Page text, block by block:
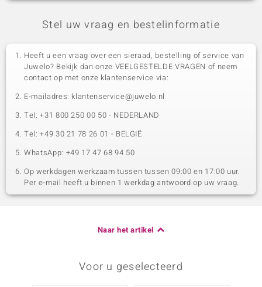
Stel uw vraag en bestelinformatie
Heeft u een vraag over een sieraad, bestelling of service van
Juwelo? Bekijk dan onze VEELGESTELDE VRAGEN of neem
contact op met onze klantenservice via:
E-mailadres: klantenservice@juwelo.nl
Tel: +31 800 250 00 50 - NEDERLAND
Tel: +49 30 21 78 26 01 - BELGIË
WhatsApp: +49 17 47 68 94 50
Op werkdagen werkzaam tussen tussen 09:00 en 17:00 uur.
Per e-mail heeft u binnen 1 werkdag antwoord op uw vraag.
Naar het artikel
Voor u geselecteerd